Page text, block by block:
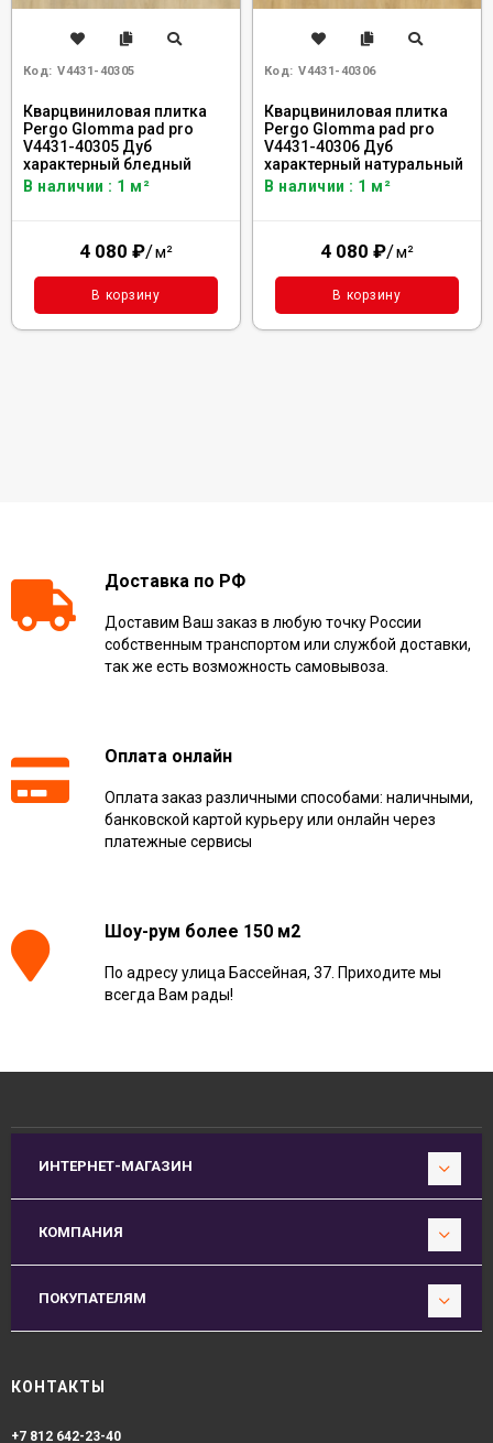
Код: V4431-40305
Кварцвиниловая плитка
Pergo Glomma pad pro
V4431-40305 Дуб
характерный бледный
В наличии : 1 м²
4 080 ₽/м²
В корзину
Код: V4431-40306
Кварцвиниловая плитка
Pergo Glomma pad pro
V4431-40306 Дуб
характерный натуральный
В наличии : 1 м²
4 080 ₽/м²
В корзину
Доставка по РФ
Доставим Ваш заказ в любую точку России
собственным транспортом или службой доставки,
так же есть возможность самовывоза.
Оплата онлайн
Оплата заказ различными способами: наличными,
банковской картой курьеру или онлайн через
платежные сервисы
Шоу-рум более 150 м2
По адресу улица Бассейная, 37. Приходите мы
всегда Вам рады!
ИНТЕРНЕТ-МАГАЗИН
КОМПАНИЯ
ПОКУПАТЕЛЯМ
КОНТАКТЫ
+7 812 642-23-40